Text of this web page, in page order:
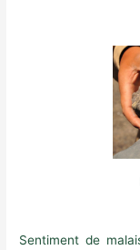
Sentiment de